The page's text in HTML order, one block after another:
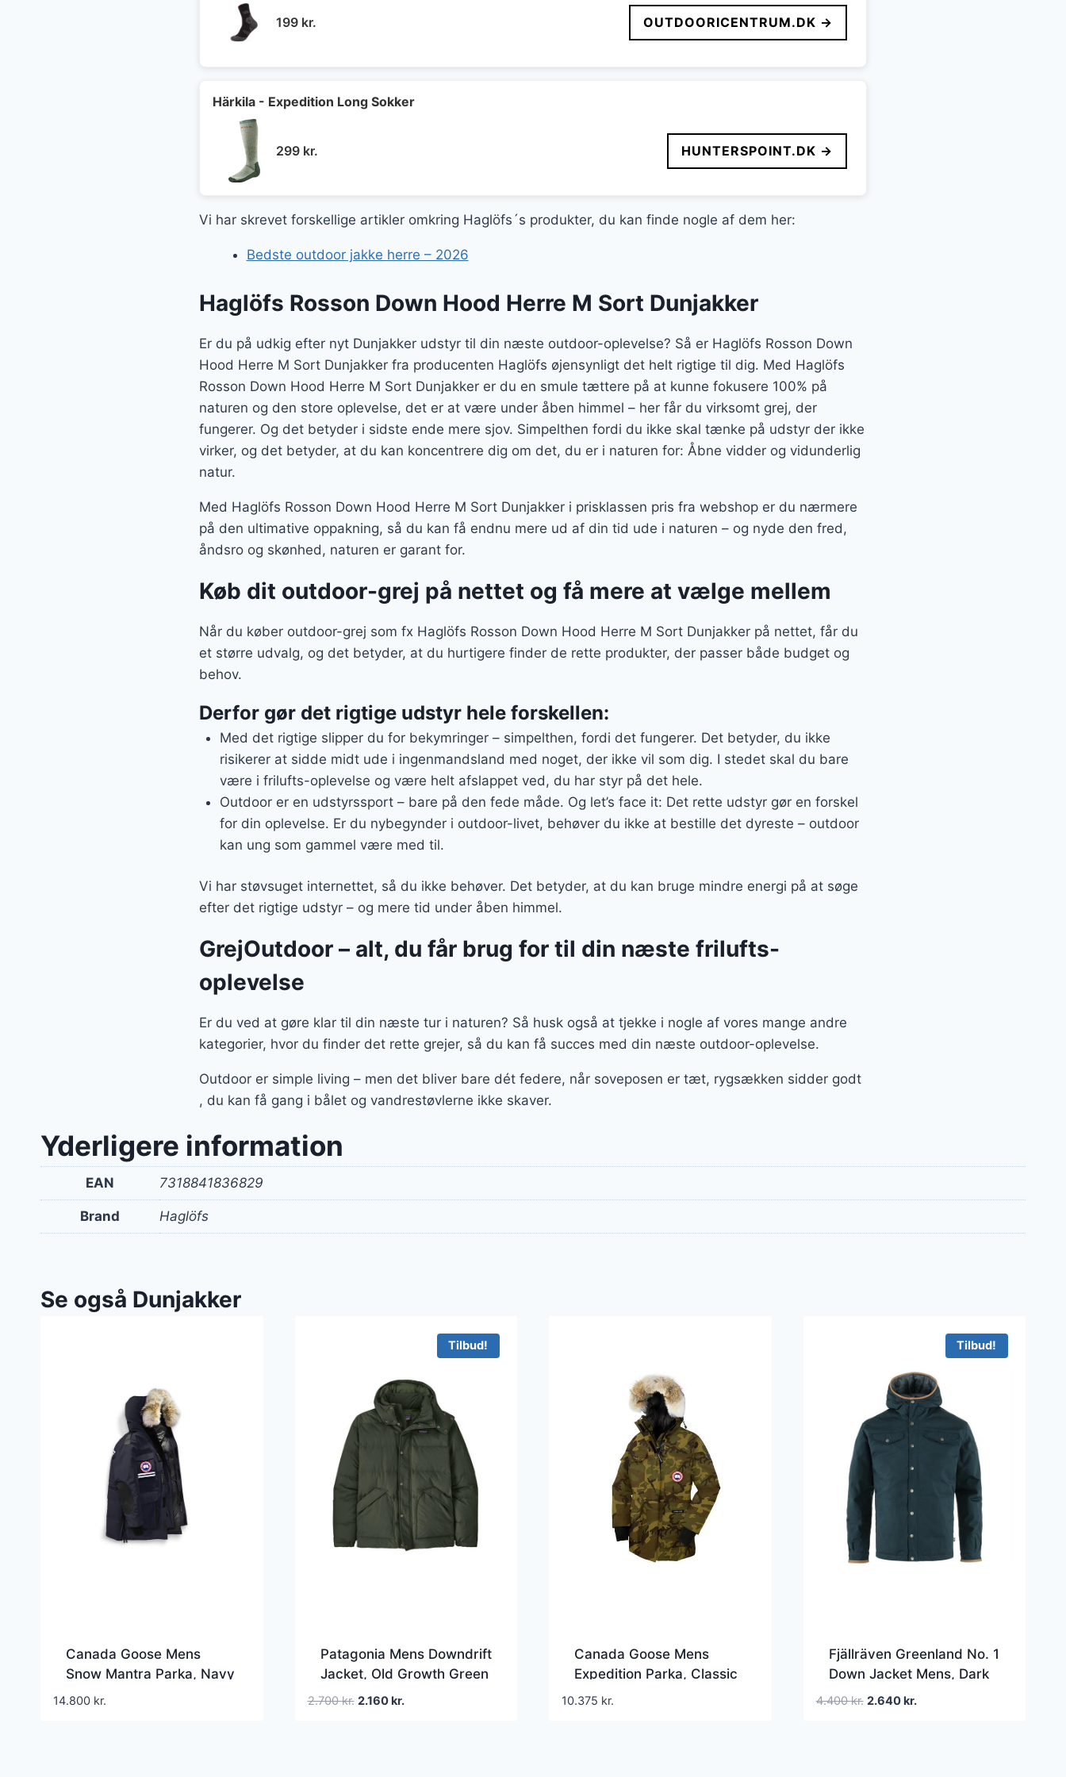
199 kr. OUTDOORICENTRUM.DK →
Härkila - Expedition Long Sokker
299 kr. HUNTERSPOINT.DK →
Vi har skrevet forskellige artikler omkring Haglöfs´s produkter, du kan finde nogle af dem her:
Bedste outdoor jakke herre – 2026
Haglöfs Rosson Down Hood Herre M Sort Dunjakker
Er du på udkig efter nyt Dunjakker udstyr til din næste outdoor-oplevelse? Så er Haglöfs Rosson Down
Hood Herre M Sort Dunjakker fra producenten Haglöfs øjensynligt det helt rigtige til dig. Med Haglöfs
Rosson Down Hood Herre M Sort Dunjakker er du en smule tættere på at kunne fokusere 100% på
naturen og den store oplevelse, det er at være under åben himmel – her får du virksomt grej, der
fungerer. Og det betyder i sidste ende mere sjov. Simpelthen fordi du ikke skal tænke på udstyr der ikke
virker, og det betyder, at du kan koncentrere dig om det, du er i naturen for: Åbne vidder og vidunderlig
natur.
Med Haglöfs Rosson Down Hood Herre M Sort Dunjakker i prisklassen pris fra webshop er du nærmere
på den ultimative oppakning, så du kan få endnu mere ud af din tid ude i naturen – og nyde den fred,
åndsro og skønhed, naturen er garant for.
Køb dit outdoor-grej på nettet og få mere at vælge mellem
Når du køber outdoor-grej som fx Haglöfs Rosson Down Hood Herre M Sort Dunjakker på nettet, får du
et større udvalg, og det betyder, at du hurtigere finder de rette produkter, der passer både budget og
behov.
Derfor gør det rigtige udstyr hele forskellen:
Med det rigtige slipper du for bekymringer – simpelthen, fordi det fungerer. Det betyder, du ikke
risikerer at sidde midt ude i ingenmandsland med noget, der ikke vil som dig. I stedet skal du bare
være i frilufts-oplevelse og være helt afslappet ved, du har styr på det hele.
Outdoor er en udstyrssport – bare på den fede måde. Og let’s face it: Det rette udstyr gør en forskel
for din oplevelse. Er du nybegynder i outdoor-livet, behøver du ikke at bestille det dyreste – outdoor
kan ung som gammel være med til.
Vi har støvsuget internettet, så du ikke behøver. Det betyder, at du kan bruge mindre energi på at søge
efter det rigtige udstyr – og mere tid under åben himmel.
GrejOutdoor – alt, du får brug for til din næste frilufts-
oplevelse
Er du ved at gøre klar til din næste tur i naturen? Så husk også at tjekke i nogle af vores mange andre
kategorier, hvor du finder det rette grejer, så du kan få succes med din næste outdoor-oplevelse.
Outdoor er simple living – men det bliver bare dét federe, når soveposen er tæt, rygsækken sidder godt
, du kan få gang i bålet og vandrestøvlerne ikke skaver.
Yderligere information
EAN 7318841836829
Brand Haglöfs
Se også Dunjakker
Canada Goose Mens
Snow Mantra Parka, Navy
14.800 kr.
Tilbud!
Patagonia Mens Downdrift
Jacket, Old Growth Green
2.700kr. Den
2.160kr.Den
Canada Goose Mens
Expedition Parka, Classic
Camo
10.375 kr.
Tilbud!
Fjällräven Greenland No. 1
Down Jacket Mens, Dark
Navy
4.400kr. Den
2.640kr.Den